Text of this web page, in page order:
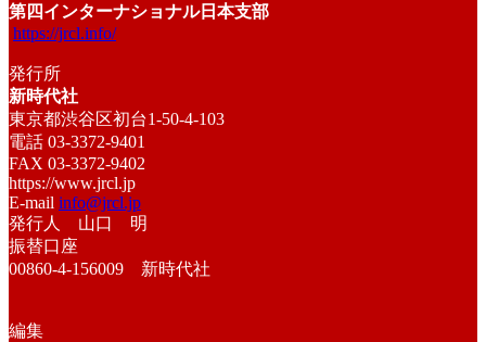
第四インターナショナル日本支部
https://jrcl.info/
発行所
新時代社
東京都渋谷区初台1-50-4-103
電話 03-3372-9401
FAX 03-3372-9402
https://www.jrcl.jp
E-mail info@jrcl.jp
発行人 山口 明
振替口座
00860-4-156009 新時代社
編集